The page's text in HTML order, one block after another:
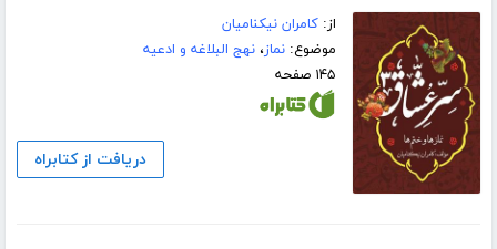
از:کامران نیکنامیان
موضوع:نماز،نهج البلاغه و ادعیه
۱۴۵ صفحه
دریافت از کتابراه